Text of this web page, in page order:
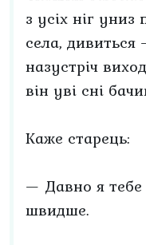
з усіх ніг
села,
назустріч
він уві сні
Каже старець:
— Давно я тебе
швидше.